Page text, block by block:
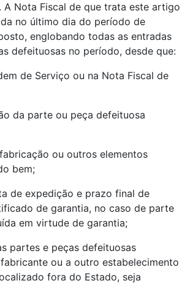
A Nota Fiscal de que trata este artigo
no último dia do período de
englobando todas as entradas
defeituosas no período, desde que:
de Serviço ou na Nota Fiscal de
da parte ou peça defeituosa
ou outros elementos
bem;
de expedição e prazo final de
de garantia, no caso de parte
em virtude de garantia;
partes e peças defeituosas
ou a outro estabelecimento
fora do Estado, seja